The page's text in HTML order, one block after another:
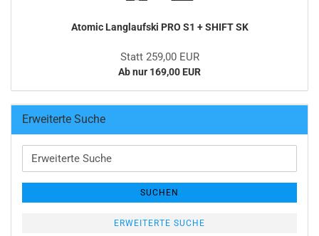
Atomic Langlaufski PRO S1 + SHIFT SK
Statt 259,00 EUR
Ab nur 169,00 EUR
Erweiterte Suche
Erweiterte
Suche
SUCHEN
ERWEITERTE SUCHE